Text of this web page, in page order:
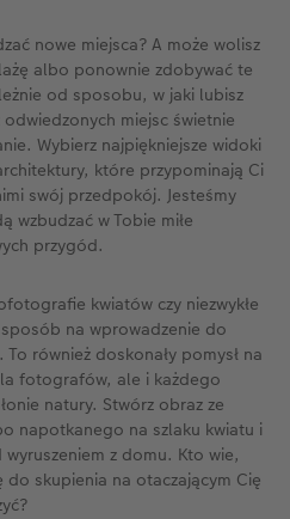
nowe miejsca? A może wolisz
albo ponownie zdobywać te
od sposobu, w jaki lubisz
miejsc świetnie
Wybierz najpiękniejsze widoki
które przypominają Ci
swój przedpokój. Jesteśmy
wzbudzać w Tobie miłe
przygód.
kwiatów czy niezwykłe
na wprowadzenie do
również doskonały pomysł na
fotografów, ale i każdego
natury. Stwórz obraz ze
napotkanego na szlaku kwiatu i
z domu. Kto wie,
skupienia na otaczającym Cię